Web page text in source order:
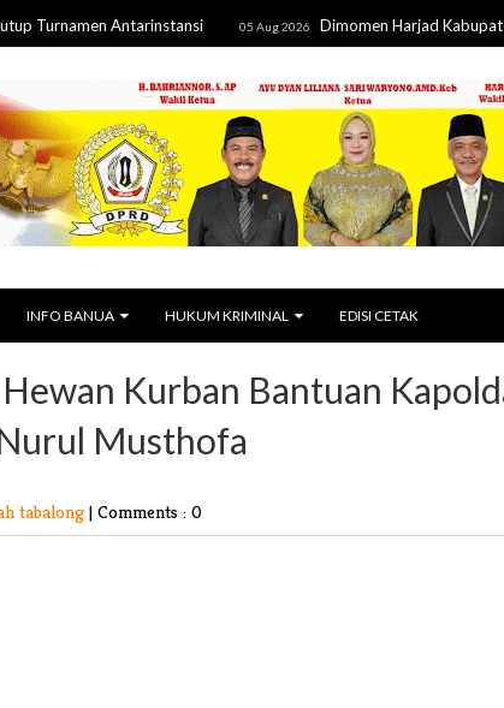
Antarinstansi 05 Aug 2026 Dimomen Harjad Kabupaten ke-24,
INFO BANUA HUKUM KRIMINAL EDISI CETAK
Kurban Bantuan
Musthofa
tabalong | Comments : 0